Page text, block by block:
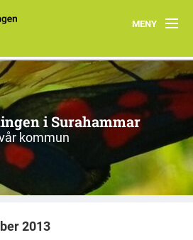
MENY
Hem
Om oss
Aktiviteter
Arkiv
i Surahammar
kommun
2013